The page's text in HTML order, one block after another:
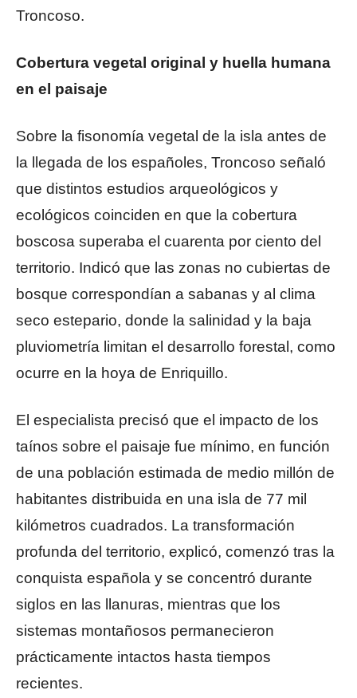
Troncoso.
Cobertura vegetal original y huella humana
en el paisaje
Sobre la fisonomía vegetal de la isla antes de
la llegada de los españoles, Troncoso señaló
que distintos estudios arqueológicos y
ecológicos coinciden en que la cobertura
boscosa superaba el cuarenta por ciento del
territorio. Indicó que las zonas no cubiertas de
bosque correspondían a sabanas y al clima
seco estepario, donde la salinidad y la baja
pluviometría limitan el desarrollo forestal, como
ocurre en la hoya de Enriquillo.
El especialista precisó que el impacto de los
taínos sobre el paisaje fue mínimo, en función
de una población estimada de medio millón de
habitantes distribuida en una isla de 77 mil
kilómetros cuadrados. La transformación
profunda del territorio, explicó, comenzó tras la
conquista española y se concentró durante
siglos en las llanuras, mientras que los
sistemas montañosos permanecieron
prácticamente intactos hasta tiempos
recientes.